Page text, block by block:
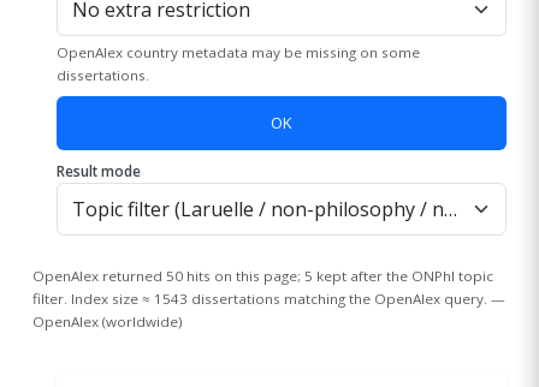
OpenAlex country metadata may be missing on some
dissertations.
OK
Result mode
OpenAlex returned 50 hits on this page; 5 kept after the ONPhI topic
filter. Index size ≈ 1543 dissertations matching the OpenAlex query. —
OpenAlex (worldwide)